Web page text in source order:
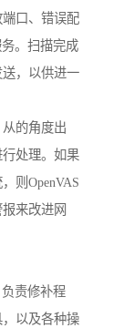
口、错误配
。扫描完成
，以供进一
的角度出
处理。如果
则OpenVAS
来改进网
责修补程
以及各种操